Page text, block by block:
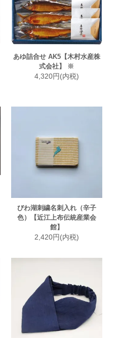
あゆ詰合せ AK5【木村水産株
式会社】 ※
4,320円(内税)
びわ湖刺繍名刺入れ（辛子
色）【近江上布伝統産業会
館】
2,420円(内税)